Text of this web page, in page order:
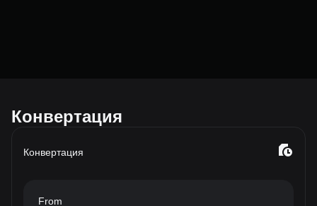
Конвертация
Конвертация
From